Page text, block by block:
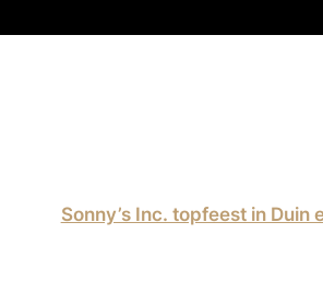
Sonny’s Inc. topfeest in Duin